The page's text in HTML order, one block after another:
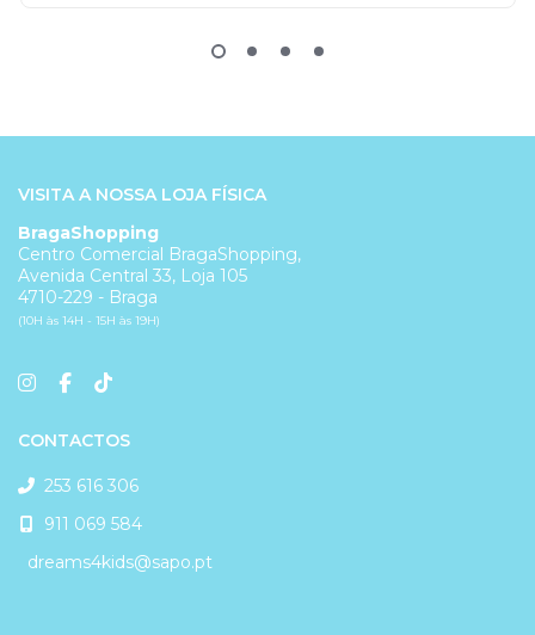
VISITA A NOSSA LOJA FÍSICA
BragaShopping
Centro Comercial BragaShopping,
Avenida Central 33, Loja 105
4710-229 - Braga
(10H às 14H - 15H às 19H)
CONTACTOS
253 616 306
911 069 584
dreams4kids@sapo.pt